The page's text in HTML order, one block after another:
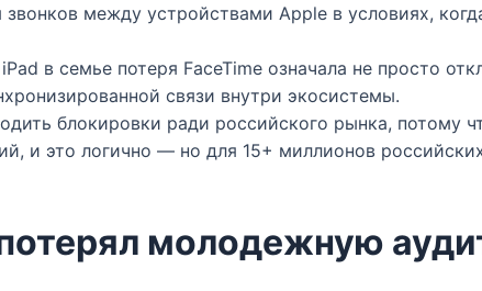
между устройствами Apple в условиях,
в семье потеря FaceTime означала не просто
связи внутри экосистемы.​
блокировки ради российского рынка,
и это логично — но для 15+ миллионов
молодежную